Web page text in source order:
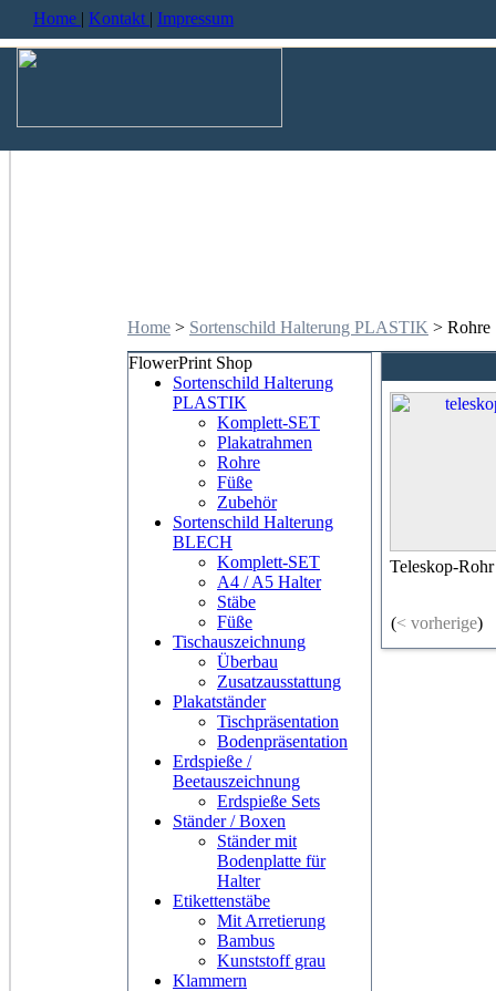
Home | Kontakt | Impressum
Home > Sortenschild Halterung PLASTIK > Rohre
FlowerPrint Shop
Sortenschild Halterung
PLASTIK
Komplett-SET
Plakatrahmen
Rohre
Füße
Zubehör
Sortenschild Halterung
BLECH
Komplett-SET
A4 / A5 Halter
Stäbe
Füße
Tischauszeichnung
Überbau
Zusatzausstattung
Plakatständer
Tischpräsentation
Bodenpräsentation
Erdspieße /
Beetauszeichnung
Erdspieße Sets
Ständer / Boxen
Ständer mit
Bodenplatte für
Halter
Etikettenstäbe
Mit Arretierung
Bambus
Kunststoff grau
Klammern
Teleskop-
(< vorherige)